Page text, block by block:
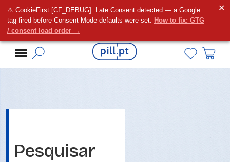
⚠ CookieFirst [CF_DEBUG]: Late Consent detected — a Google
tag fired before Consent Mode defaults were set. How to fix: GTG
/ consent load order →
✕
Alguma dúvida?
Pesquisar